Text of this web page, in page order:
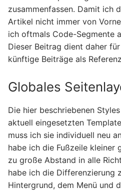
zusammenfassen. Damit ich
Artikel nicht immer von
ich oftmals Code-Segmente
Dieser Beitrag dient daher
künftige Beiträge als
Globales
Die hier beschriebenen
aktuell eingesetzten
muss ich sie individuell neu
habe ich die Fußzeile kleiner
zu große Abstand in alle
habe ich die Differenzierung
Hintergrund, dem Menü und